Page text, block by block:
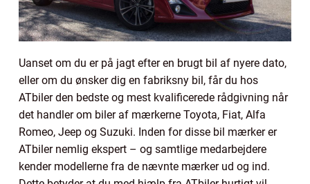
Uanset om du er på jagt efter en brugt bil af nyere dato,
eller om du ønsker dig en fabriksny bil, får du hos
ATbiler den bedste og mest kvalificerede rådgivning når
det handler om biler af mærkerne Toyota, Fiat, Alfa
Romeo, Jeep og Suzuki. Inden for disse bil mærker er
ATbiler nemlig ekspert – og samtlige medarbejdere
kender modellerne fra de nævnte mærker ud og ind.